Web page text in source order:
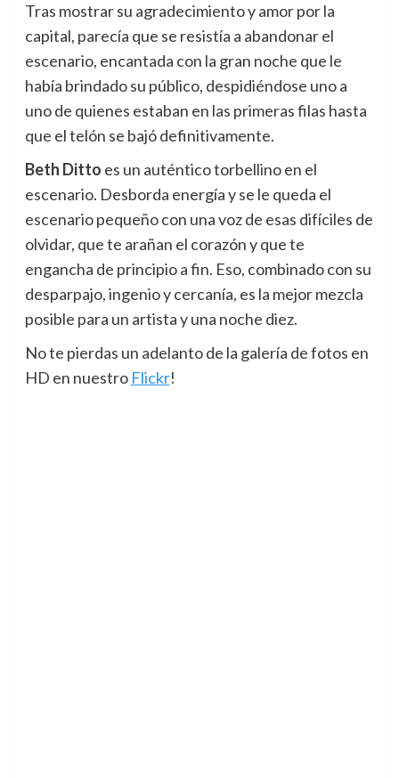
Tras mostrar su agradecimiento y amor por la
capital, parecía que se resistía a abandonar el
escenario, encantada con la gran noche que le
había brindado su público, despidiéndose uno a
uno de quienes estaban en las primeras filas hasta
que el telón se bajó definitivamente.
Beth Ditto es un auténtico torbellino en el
escenario. Desborda energía y se le queda el
escenario pequeño con una voz de esas difíciles de
olvidar, que te arañan el corazón y que te
engancha de principio a fin. Eso, combinado con su
desparpajo, ingenio y cercanía, es la mejor mezcla
posible para un artista y una noche diez.
No te pierdas un adelanto de la galería de fotos en
HD en nuestro Flickr!